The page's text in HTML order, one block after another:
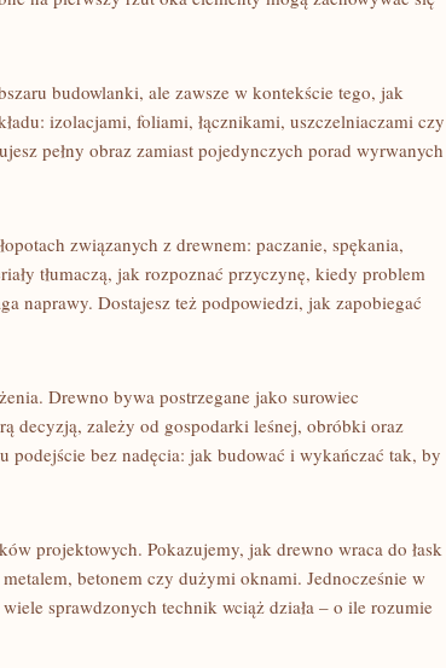
budowlanki, ale zawsze w kontekście tego, jak
izolacjami, foliami, łącznikami, uszczelniaczami czy
pełny obraz zamiast pojedynczych porad wyrwanych
związanych z drewnem: paczanie, spękania,
tłumaczą, jak rozpoznać przyczynę, kiedy problem
naprawy. Dostajesz też podpowiedzi, jak zapobiegać
Drewno bywa postrzegane jako surowiec
decyzją, zależy od gospodarki leśnej, obróbki oraz
podejście bez nadęcia: jak budować i wykańczać tak, by
projektowych. Pokazujemy, jak drewno wraca do łask
betonem czy dużymi oknami. Jednocześnie w
sprawdzonych technik wciąż działa – o ile rozumie